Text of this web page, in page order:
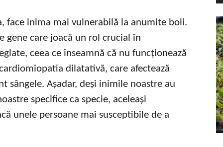
face inima mai vulnerabilă la anumite boli.
gene care joacă un rol crucial în
ceea ce înseamnă că nu funcționează
dilatativă, care afectează
sângele. Așadar, deși inimile noastre au
specifice ca specie, aceleași
unele persoane mai susceptibile de a